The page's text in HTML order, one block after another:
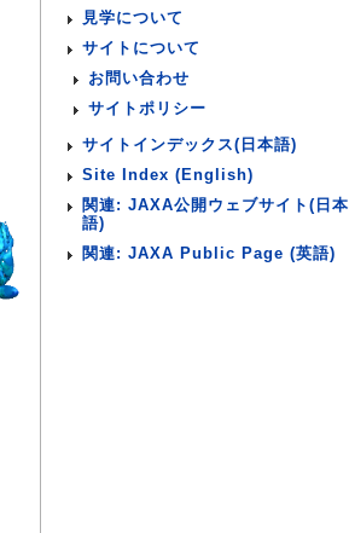
見学について
サイトについて
お問い合わせ
サイトポリシー
サイトインデックス(日本語)
Site Index (English)
関連: JAXA公開ウェブサイト(日本
語)
関連: JAXA Public Page (英語)